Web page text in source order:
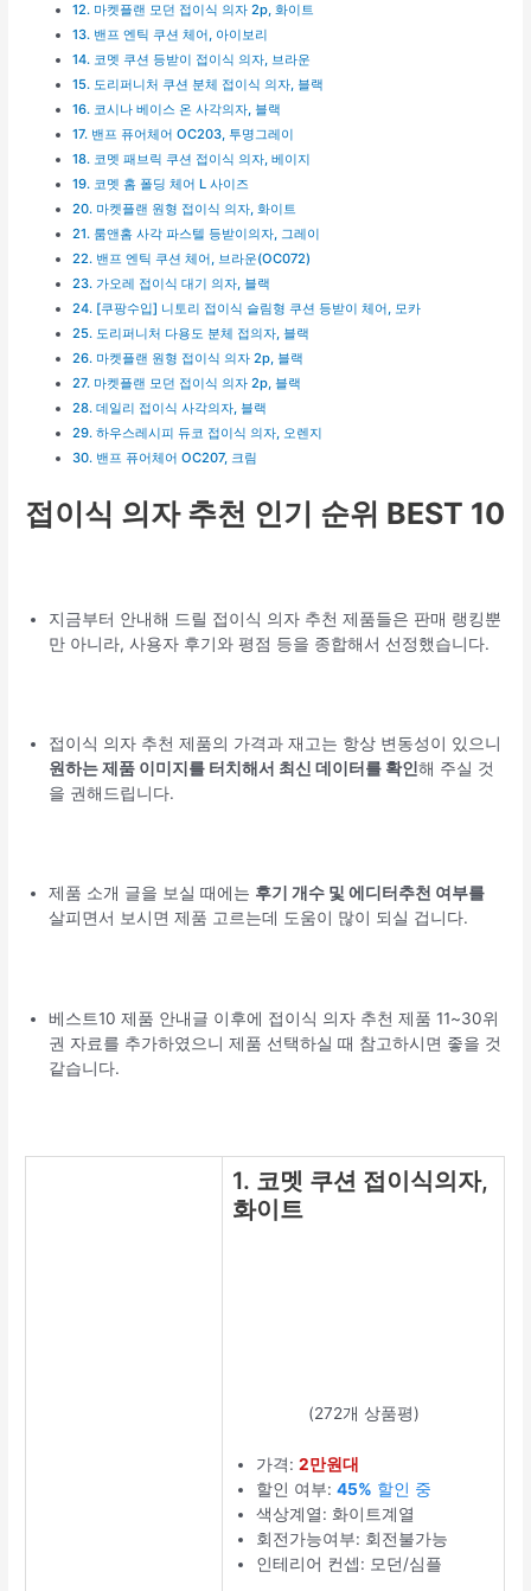
12. 마켓플랜 모던 접이식 의자 2p, 화이트
13. 밴프 엔틱 쿠션 체어, 아이보리
14. 코멧 쿠션 등받이 접이식 의자, 브라운
15. 도리퍼니처 쿠션 분체 접이식 의자, 블랙
16. 코시나 베이스 온 사각의자, 블랙
17. 밴프 퓨어체어 OC203, 투명그레이
18. 코멧 패브릭 쿠션 접이식 의자, 베이지
19. 코멧 홈 폴딩 체어 L 사이즈
20. 마켓플랜 원형 접이식 의자, 화이트
21. 룸앤홈 사각 파스텔 등받이의자, 그레이
22. 밴프 엔틱 쿠션 체어, 브라운(OC072)
23. 가오레 접이식 대기 의자, 블랙
24. [쿠팡수입] 니토리 접이식 슬림형 쿠션 등받이 체어, 모카
25. 도리퍼니처 다용도 분체 접의자, 블랙
26. 마켓플랜 원형 접이식 의자 2p, 블랙
27. 마켓플랜 모던 접이식 의자 2p, 블랙
28. 데일리 접이식 사각의자, 블랙
29. 하우스레시피 듀코 접이식 의자, 오렌지
30. 밴프 퓨어체어 OC207, 크림
접이식 의자 추천 인기 순위 BEST 10
지금부터 안내해 드릴 접이식 의자 추천 제품들은 판매 랭킹뿐
만 아니라, 사용자 후기와 평점 등을 종합해서 선정했습니다.
접이식 의자 추천 제품의 가격과 재고는 항상 변동성이 있으니
원하는 제품 이미지를 터치해서 최신 데이터를 확인해 주실 것
을 권해드립니다.
제품 소개 글을 보실 때에는 후기 개수 및 에디터추천 여부를
살피면서 보시면 제품 고르는데 도움이 많이 되실 겁니다.
베스트10 제품 안내글 이후에 접이식 의자 추천 제품 11~30위
권 자료를 추가하였으니 제품 선택하실 때 참고하시면 좋을 것
같습니다.
1. 코멧 쿠션 접이식의자,
화이트
(272개 상품평)
가격:2만원대
할인 여부:45% 할인 중
색상계열: 화이트계열
회전가능여부: 회전불가능
인테리어 컨셉: 모던/심플